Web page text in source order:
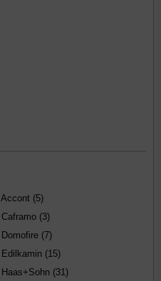
Accont (5)
Caframo (3)
Domofire (7)
Edilkamin (15)
Haas+Sohn (31)